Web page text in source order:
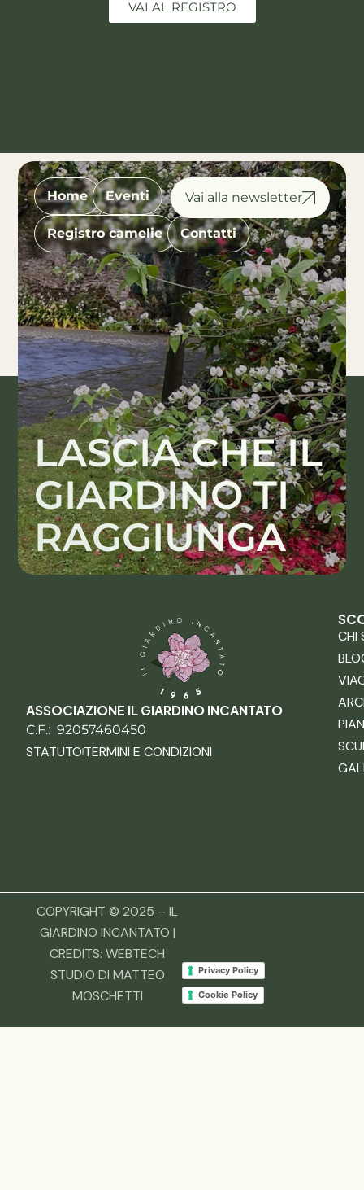
VAI AL REGISTRO
Home Eventi
Registro camelie Contatti
LASCIA CHE IL
GIARDINO TI
RAGGIUNGA
ASSOCIAZIONE IL GIARDINO INCANTATO
C.F.: 92057460450
STATUTOTERMINI E CONDIZIONI
CHI
COPYRIGHT © 2025 – IL
GIARDINO INCANTATO |
CREDITS: WEBTECH
STUDIO DI MATTEO
MOSCHETTI
Privacy Policy
Cookie Policy